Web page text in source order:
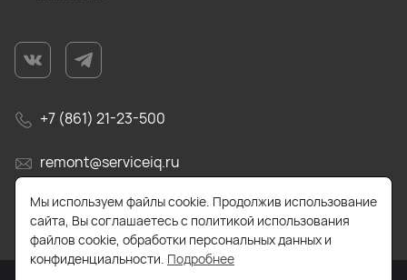
+7 (861) 21-23-500
remont@serviceiq.ru
г. Краснодар, ул. Бабушкина, д. 309
Мы используем файлы cookie. Продолжив использование
сайта, Вы соглашаетесь с политикой использования
файлов cookie, обработки персональных данных и
конфиденциальности. Подробнее